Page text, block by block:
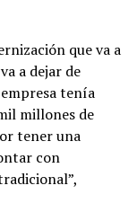
que va a
a dejar de
tenía
millones de
tener una
con